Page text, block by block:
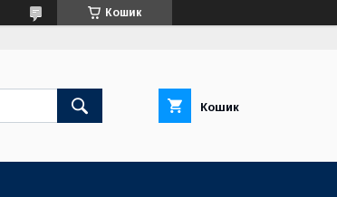
Кошик
Кошик